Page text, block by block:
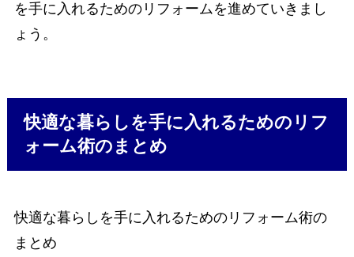
を手に入れるためのリフォームを進めていきまし
ょう。
快適な暮らしを手に入れるためのリフ
ォーム術のまとめ
快適な暮らしを手に入れるためのリフォーム術の
まとめ